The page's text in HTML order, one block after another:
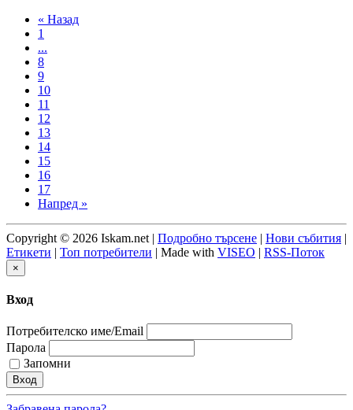
« Назад
1
...
8
9
10
11
12
13
14
15
16
17
Напред »
Copyright © 2026 Iskam.net | Подробно търсене | Нови събития |
Етикети | Топ потребители | Made with VISEO | RSS-Поток
×
Вход
Потребителско име/Email
Парола
Запомни